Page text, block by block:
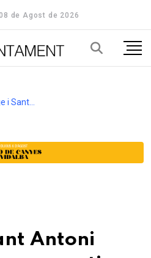
de Agost de 2026
Antoni